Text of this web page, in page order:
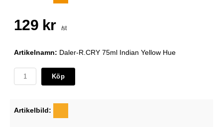
129 kr /st
Artikelnamn: Daler-R.CRY 75ml Indian Yellow Hue
Köp
Artikelbild: